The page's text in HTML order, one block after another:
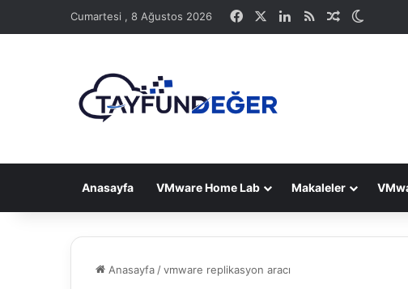
Cumartesi , 8 Ağustos 2026 Facebook LinkedIn
RSS Rastgele
Anasayfa VMware Home Lab Makaleler
Anasayfa /vmware replikasyon aracı